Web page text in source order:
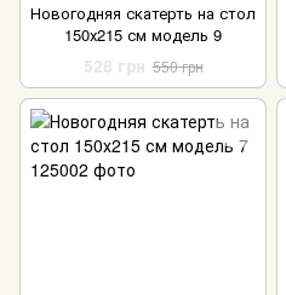
Новогодняя скатерть на стол
150х215 см модель 9
528 грн 550 грн